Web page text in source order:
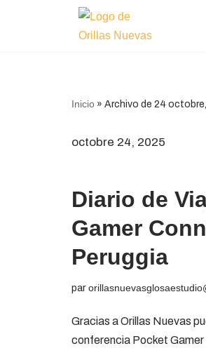
Inicio » Archivo de 24
octobre 24, 2025
Diario de
Gamer
Peruggia
par
Gracias a Orillas Nuevas
conferencia Pocket